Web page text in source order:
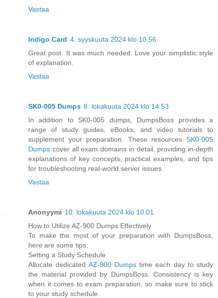
Vastaa
Indigo Card 4. syyskuuta 2024 klo 10.56
Great post. It was much needed. Love your simplistic style
of explanation.
Vastaa
SK0-005 Dumps 8. lokakuuta 2024 klo 14.53
In addition to SK0-005 dumps, DumpsBoss provides a
range of study guides, eBooks, and video tutorials to
supplement your preparation. These resources SK0-005
Dumps cover all exam domains in detail, providing in-depth
explanations of key concepts, practical examples, and tips
for troubleshooting real-world server issues.
Vastaa
Anonyymi 10. lokakuuta 2024 klo 10.01
How to Utilize AZ-900 Dumps Effectively
To make the most of your preparation with DumpsBoss,
here are some tips:
Setting a Study Schedule
Allocate dedicated AZ-900 Dumpstime each day to study
the material provided by DumpsBoss. Consistency is key
when it comes to exam preparation, so make sure to stick
to your study schedule.